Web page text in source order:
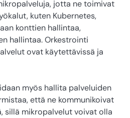
jotta ne toimivat
kuten Kubernetes,
konttien hallintaa,
hallintaa. Orkestrointi
ovat käytettävissä ja
myös hallita palveluiden
että ne kommunikoivat
sillä mikropalvelut voivat olla